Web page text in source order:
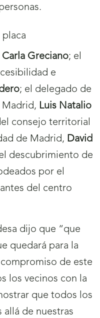
Carla Greciano; el
e
; el delegado de
Madrid, Luis Natalio
consejo territorial
de Madrid, David
descubrimiento de
por el
del centro
dijo que “que
quedará para la
de este
los vecinos con la
que todos los
allá de nuestras